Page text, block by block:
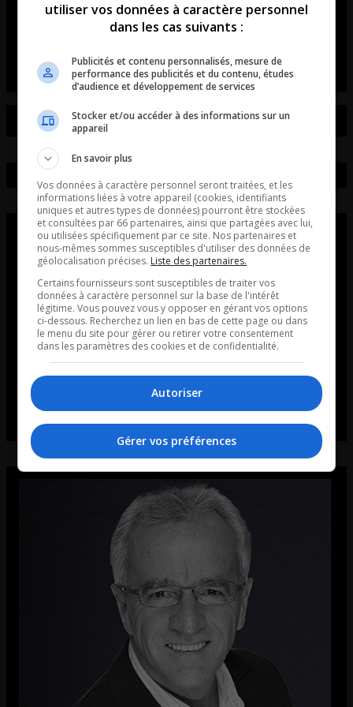
médias!»
utiliser vos données à caractère personnel
dans les cas suivants :
Publicités et contenu personnalisés, mesure de
performance des publicités et du contenu, études
d’audience et développement de services
Stocker et/ou accéder à des informations sur un
appareil
En savoir plus
Vos données à caractère personnel seront traitées, et les
informations liées à votre appareil (cookies, identifiants
uniques et autres types de données) pourront être stockées
et consultées par 66 partenaires, ainsi que partagées avec lui,
ou utilisées spécifiquement par ce site. Nos partenaires et
nous-mêmes sommes susceptibles d'utiliser des données de
géolocalisation précises. Liste des partenaires.
Certains fournisseurs sont susceptibles de traiter vos
données à caractère personnel sur la base de l'intérêt
légitime. Vous pouvez vous y opposer en gérant vos options
ci-dessous. Recherchez un lien en bas de cette page ou dans
le menu du site pour gérer ou retirer votre consentement
dans les paramètres des cookies et de confidentialité.
Autoriser
Gérer vos préférences